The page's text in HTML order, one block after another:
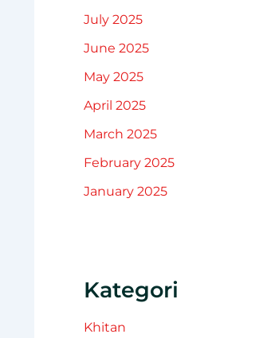
July 2025
June 2025
May 2025
April 2025
March 2025
February 2025
January 2025
Kategori
Khitan